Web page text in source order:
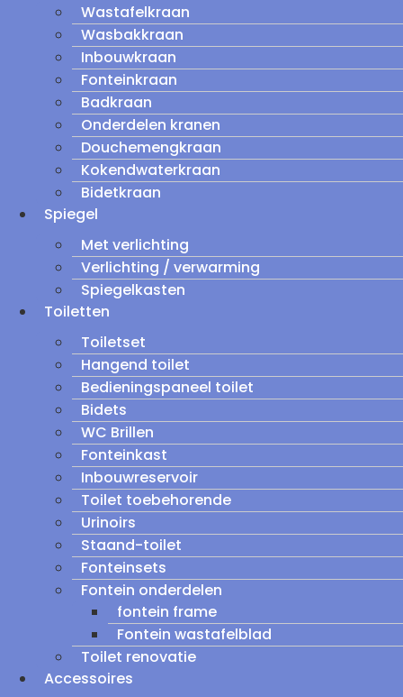
Wastafelkraan
Wasbakkraan
Inbouwkraan
Fonteinkraan
Badkraan
Onderdelen kranen
Douchemengkraan
Kokendwaterkraan
Bidetkraan
Spiegel
Met verlichting
Verlichting / verwarming
Spiegelkasten
Toiletten
Toiletset
Hangend toilet
Bedieningspaneel toilet
Bidets
WC Brillen
Fonteinkast
Inbouwreservoir
Toilet toebehorende
Urinoirs
Staand-toilet
Fonteinsets
Fontein onderdelen
fontein frame
Fontein wastafelblad
Toilet renovatie
Accessoires